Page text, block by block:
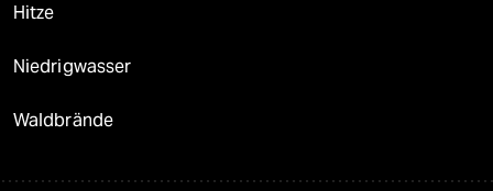
Hitze
Niedrigwasser
Waldbrände